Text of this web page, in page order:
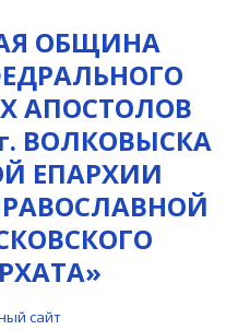
ОБЩИНА
АПОСТОЛОВ
ВОЛКОВЫСКА
ЕПАРХИИ
сайт